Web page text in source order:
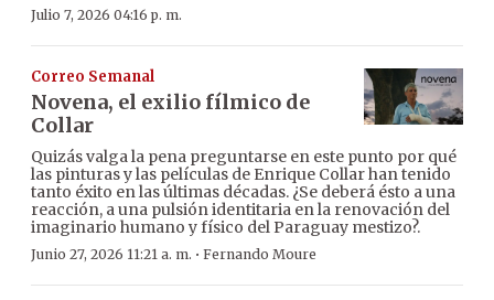
Julio 7, 2026 04:16 p. m.
Correo Semanal
Novena, el exilio fílmico de
Collar
Quizás valga la pena preguntarse en este punto por qué
las pinturas y las películas de Enrique Collar han tenido
tanto éxito en las últimas décadas. ¿Se deberá ésto a una
reacción, a una pulsión identitaria en la renovación del
imaginario humano y físico del Paraguay mestizo?.
Junio 27, 2026 11:21 a. m. · Fernando Moure